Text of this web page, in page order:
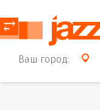
Ваш город:
⥂